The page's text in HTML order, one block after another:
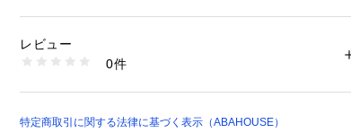
抜群の履き心地はそのままに、合わせやすい1タック、
ウエスト調整しやすいスピンドル付き。とアップデート
【素材】
洗濯：手洗い可
※詳しい洗濯方法については、商品の品質表示タグをご覧くださ
商品番号：1410800009566 （モール）
レビュー
0件
特定商取引に関する法律に基づく表示（ABAHOUSE）